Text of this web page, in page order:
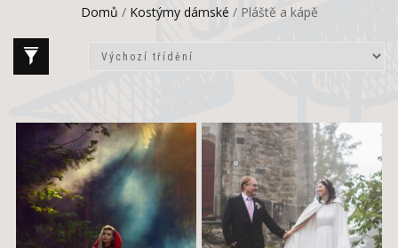
Domů / Kostýmy dámské / Pláště a kápě
This
product
has
multiple
variants.
The
options